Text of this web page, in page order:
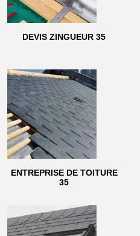
DEVIS ZINGUEUR 35
ENTREPRISE DE TOITURE
35